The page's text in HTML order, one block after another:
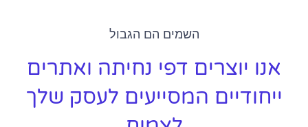
השמים הם הגבול
אנו יוצרים דפי נחיתה ואתרים
ייחודיים המסייעים לעסק שלך